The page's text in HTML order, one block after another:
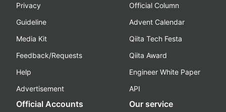
Privacy
Guideline
Media Kit
Feedback/Requests
Help
Advertisement
Official Column
Advent Calendar
Qiita Tech Festa
Qiita Award
Engineer White Paper
API
Official Accounts Our service